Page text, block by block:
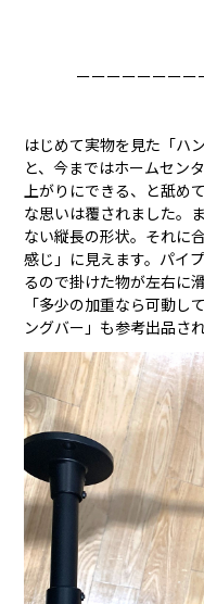
ーーーーーーー
はじめて実物を見た「ハ
と、今まではホームセン
上がりにできる、と舐め
な思いは覆されました。
ない縦長の形状。それに
感じ」に見えます。パイ
るので掛けた物が左右に
「多少の加重なら可動し
ングバー」も参考出品さ